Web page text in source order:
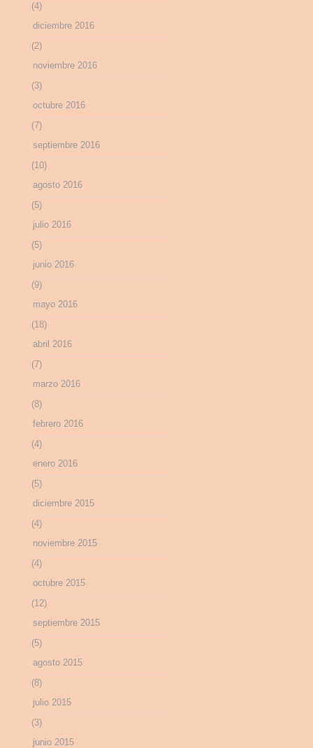
(4)
diciembre 2016
(2)
noviembre 2016
(3)
octubre 2016
(7)
septiembre 2016
(10)
agosto 2016
(5)
julio 2016
(5)
junio 2016
(9)
mayo 2016
(18)
abril 2016
(7)
marzo 2016
(8)
febrero 2016
(4)
enero 2016
(5)
diciembre 2015
(4)
noviembre 2015
(4)
octubre 2015
(12)
septiembre 2015
(5)
agosto 2015
(8)
julio 2015
(3)
junio 2015